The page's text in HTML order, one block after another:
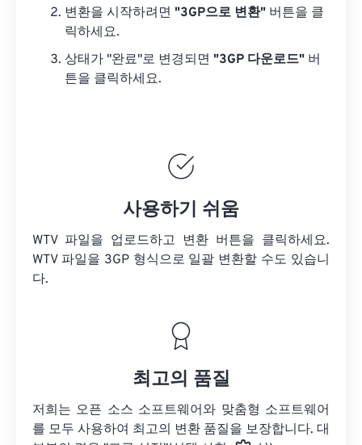
변환을 시작하려면 "3GP으로 변환" 버튼을 클
릭하세요.
상태가 "완료"로 변경되면 "3GP 다운로드" 버
튼을 클릭하세요.
사용하기 쉬움
WTV 파일을 업로드하고 변환 버튼을 클릭하세요.
WTV 파일을 3GP 형식으로 일괄 변환할 수도 있습니
다.
최고의 품질
저희는 오픈 소스 소프트웨어와 맞춤형 소프트웨어
를 모두 사용하여 최고의 변환 품질을 보장합니다. 대